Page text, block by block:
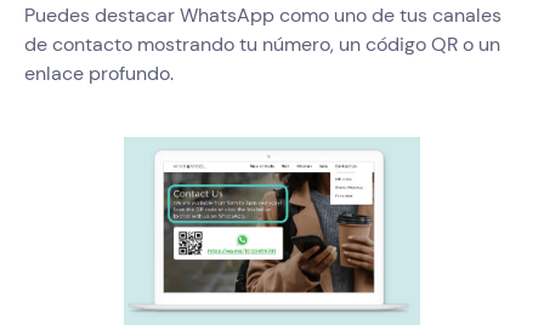
Puedes destacar WhatsApp como uno de tus canales
de contacto mostrando tu número, un código QR o un
enlace profundo.